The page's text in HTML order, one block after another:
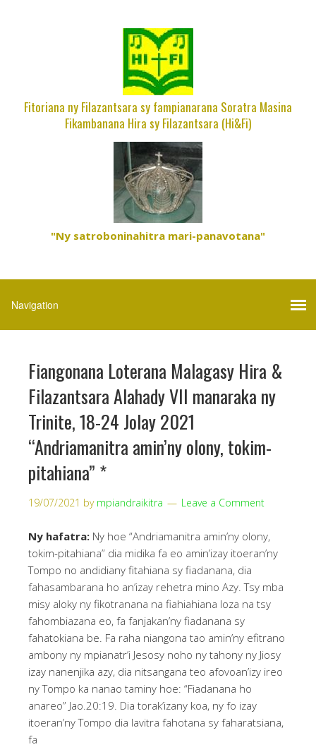
Fitoriana ny Filazantsara sy fampianarana Soratra Masina
Fikambanana Hira sy Filazantsara (Hi&Fi)
"Ny satroboninahitra mari-panavotana"
Fiangonana Loterana Malagasy Hira &
Filazantsara Alahady VII manaraka ny
Trinite, 18-24 Jolay 2021
“Andriamanitra amin’ny olony, tokim-
pitahiana” *
19/07/2021 by mpiandraikitra Leave a Comment
Ny hafatra: Ny hoe “Andriamanitra amin’ny olony,
tokim-pitahiana” dia midika fa eo amin’izay itoeran’ny
Tompo no andidiany fitahiana sy fiadanana, dia
fahasambarana ho an’izay rehetra mino Azy. Tsy mba
misy aloky ny fikotranana na fiahiahiana loza na tsy
fahombiazana eo, fa fanjakan’ny fiadanana sy
fahatokiana be. Fa raha niangona tao amin’ny efitrano
ambony ny mpianatr’i Jesosy noho ny tahony ny Jiosy
izay nanenjika azy, dia nitsangana teo afovoan’izy ireo
ny Tompo ka nanao taminy hoe: “Fiadanana ho
anareo” Jao.20:19. Dia torak’izany koa, ny fo izay
itoeran’ny Tompo dia lavitra fahotana sy faharatsiana,
fa